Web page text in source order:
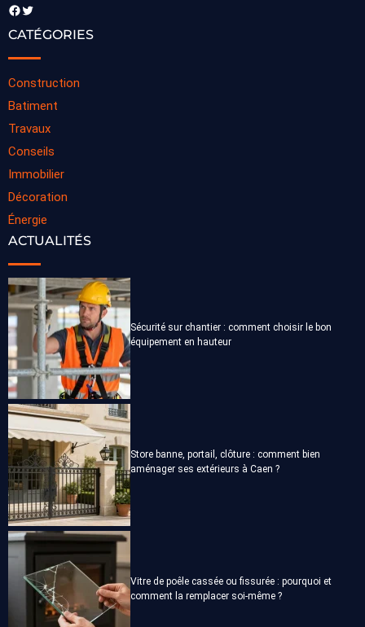
Facebook Twitter
CATÉGORIES
Construction
Batiment
Travaux
Conseils
Immobilier
Décoration
Énergie
ACTUALITÉS
Sécurité sur chantier : comment choisir le bon
équipement en hauteur
Store banne, portail, clôture : comment bien
aménager ses extérieurs à Caen ?
Vitre de poêle cassée ou fissurée : pourquoi et
comment la remplacer soi-même ?